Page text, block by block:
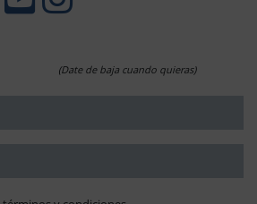
(Date de baja cuando quieras)